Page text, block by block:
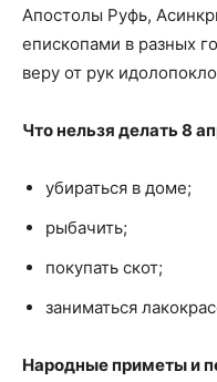
Апостолы Руфь,
епископами в разных
веру от рук
Что нельзя делать 8
убираться в доме;
рыбачить;
покупать скот;
заниматься
Народные приметы и